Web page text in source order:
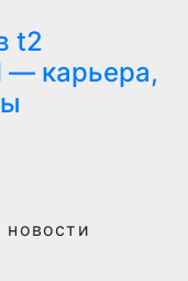
t2
— карьера,